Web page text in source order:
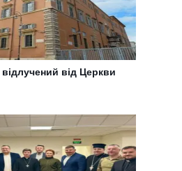
від Церкви